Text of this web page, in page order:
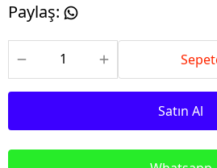
Paylaş:
Satın Al